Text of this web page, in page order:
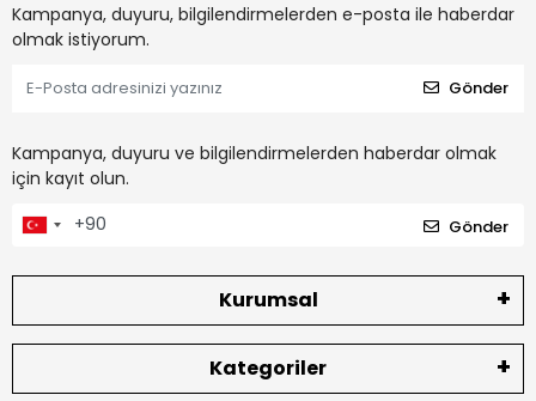
Kampanya, duyuru, bilgilendirmelerden e-posta ile haberdar
olmak istiyorum.
Gönder
Kampanya, duyuru ve bilgilendirmelerden haberdar olmak
için kayıt olun.
Gönder
Kurumsal
Kategoriler